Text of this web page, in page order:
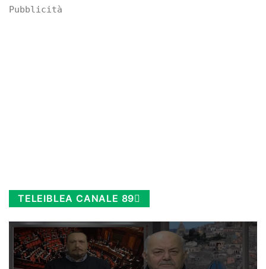
Pubblicità
TELEIBLEA CANALE 89